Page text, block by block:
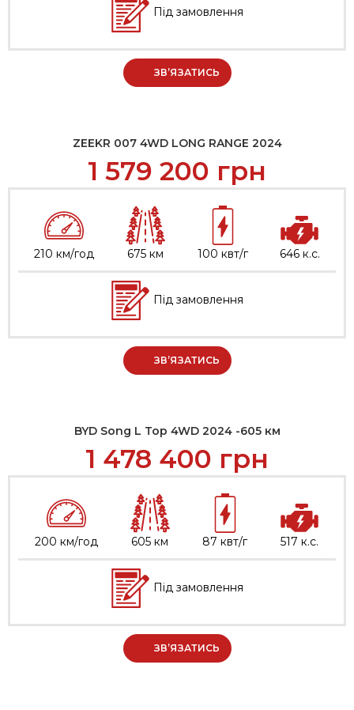
Під замовлення
ЗВ’ЯЗАТИСЬ
ZEEKR 007 4WD LONG RANGE 2024
1 579 200 грн
210 км/год 675 км 100 квт/г 646 к.с.
Під замовлення
ЗВ’ЯЗАТИСЬ
BYD Song L Top 4WD 2024 -605 км
1 478 400 грн
200 км/год 605 км 87 квт/г 517 к.с.
Під замовлення
ЗВ’ЯЗАТИСЬ